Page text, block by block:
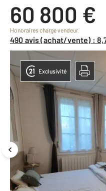
60 800 €
Honoraires charge vendeur
490 avis (achat/vente) :
Exclusivité